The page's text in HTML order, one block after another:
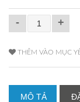
- +
THÊM VÀO MỤC
MÔ TẢ